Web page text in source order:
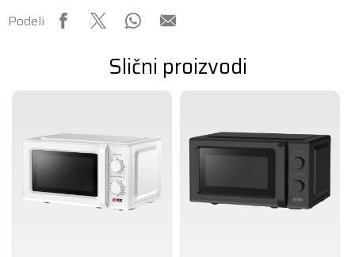
Podeli
Slični proizvodi